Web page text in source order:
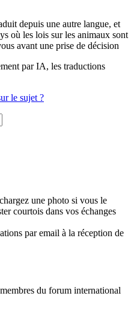
depuis une autre langue, et
où les lois sur les animaux sont
avant une prise de décision
par IA, les traductions
le sujet ?
une photo si vous le
courtois dans vos échanges
par email à la réception de
du forum international